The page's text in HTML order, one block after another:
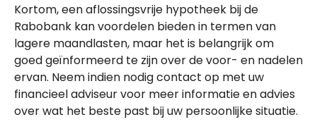
Kortom, een aflossingsvrije hypotheek bij de
Rabobank kan voordelen bieden in termen van
lagere maandlasten, maar het is belangrijk om
goed geïnformeerd te zijn over de voor- en nadelen
ervan. Neem indien nodig contact op met uw
financieel adviseur voor meer informatie en advies
over wat het beste past bij uw persoonlijke situatie.